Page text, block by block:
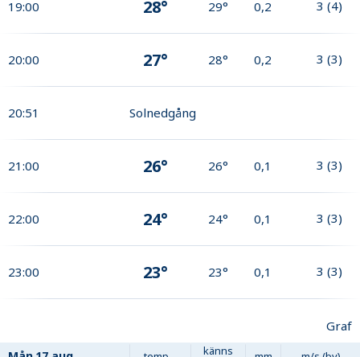
19:00 28° 29° 0,2 3 (4)
20:00 27° 28° 0,2 3 (3)
20:51 Solnedgång
21:00 26° 26° 0,1 3 (3)
22:00 24° 24° 0,1 3 (3)
23:00 23° 23° 0,1 3 (3)
Graf
känns